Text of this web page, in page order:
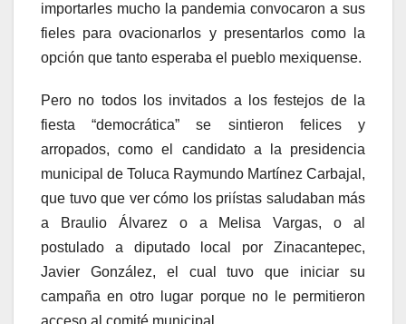
importarles mucho la pandemia convocaron a sus
fieles para ovacionarlos y presentarlos como la
opción que tanto esperaba el pueblo mexiquense.
Pero no todos los invitados a los festejos de la
fiesta “democrática” se sintieron felices y
arropados, como el candidato a la presidencia
municipal de Toluca Raymundo Martínez Carbajal,
que tuvo que ver cómo los priístas saludaban más
a Braulio Álvarez o a Melisa Vargas, o al
postulado a diputado local por Zinacantepec,
Javier González, el cual tuvo que iniciar su
campaña en otro lugar porque no le permitieron